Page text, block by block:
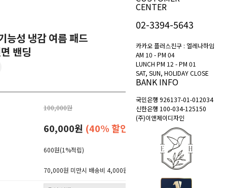
CENTER
02-3394-5643
카카오 플러스친구 : 엘레나하임
AM 10 - PM 04
LUNCH PM 12 - PM 01
SAT, SUN, HOLIDAY CLOSE
BANK INFO
국민은행 926137-01-012034
신한은행 100-034-125150
(주)이앤제이디자인
능성 냉감 여름 패드
밴딩
100,000원
60,000원 (40% 할인)
600원(1%적립)
70,000원 미만시 배송비 4,000원 (산간지역 3,000원 추가)